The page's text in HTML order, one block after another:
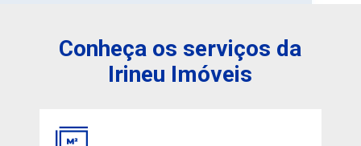
Conheça os serviços da
Irineu Imóveis